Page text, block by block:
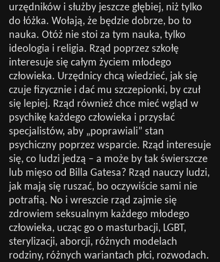
urzędników i służby jeszcze głębiej, niż tylko
do łóżka. Wołają, że będzie dobrze, bo to
nauka. Otóż nie stoi za tym nauka, tylko
ideologia i religia. Rząd poprzez szkołę
interesuje się całym życiem młodego
człowieka. Urzędnicy chcą wiedzieć, jak się
czuje fizycznie i dać mu szczepionki, by czuł
się lepiej. Rząd również chce mieć wgląd w
psychikę każdego człowieka i przysłać
specjalistów, aby „poprawiali” stan
psychiczny poprzez wsparcie. Rząd interesuje
się, co ludzi jedzą – a może by tak świerszcze
lub mięso od Billa Gatesa? Rząd nauczy ludzi,
jak mają się ruszać, bo oczywiście sami nie
potrafią. No i wreszcie rząd zajmie się
zdrowiem seksualnym każdego młodego
człowieka, ucząc go o masturbacji, LGBT,
sterylizacji, aborcji, różnych modelach
rodziny, różnych wariantach płci, rozwodach.